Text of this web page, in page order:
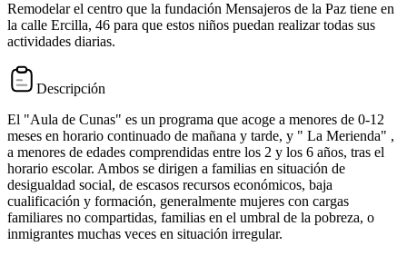
Remodelar el centro que la fundación Mensajeros de la Paz tiene en
la calle Ercilla, 46 para que estos niños puedan realizar todas sus
actividades diarias.
Descripción
El "Aula de Cunas" es un programa que acoge a menores de 0-12
meses en horario continuado de mañana y tarde, y " La Merienda" ,
a menores de edades comprendidas entre los 2 y los 6 años, tras el
horario escolar. Ambos se dirigen a familias en situación de
desigualdad social, de escasos recursos económicos, baja
cualificación y formación, generalmente mujeres con cargas
familiares no compartidas, familias en el umbral de la pobreza, o
inmigrantes muchas veces en situación irregular.